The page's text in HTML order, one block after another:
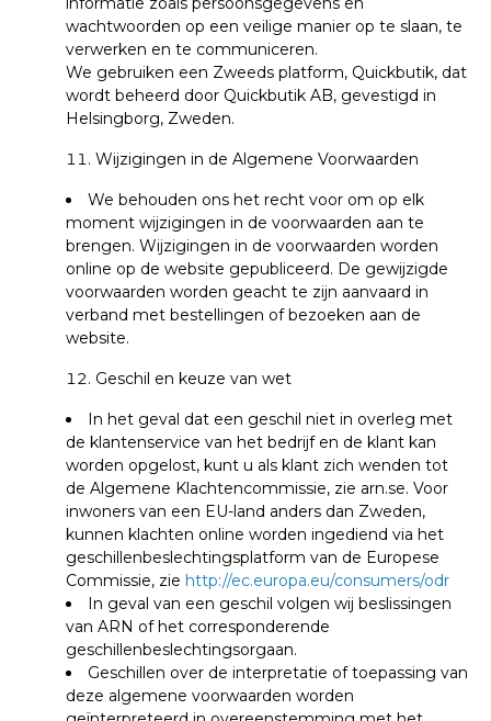
wachtwoorden op een veilige manier op te slaan, te
verwerken en te communiceren.
We gebruiken een Zweeds platform, Quickbutik, dat
wordt beheerd door Quickbutik AB, gevestigd in
Helsingborg, Zweden.
Wijzigingen in de Algemene Voorwaarden
We behouden ons het recht voor om op elk
moment wijzigingen in de voorwaarden aan te
brengen. Wijzigingen in de voorwaarden worden
online op de website gepubliceerd. De gewijzigde
voorwaarden worden geacht te zijn aanvaard in
verband met bestellingen of bezoeken aan de
website.
Geschil en keuze van wet
In het geval dat een geschil niet in overleg met
de klantenservice van het bedrijf en de klant kan
worden opgelost, kunt u als klant zich wenden tot
de Algemene Klachtencommissie, zie arn.se. Voor
inwoners van een EU-land anders dan Zweden,
kunnen klachten online worden ingediend via het
geschillenbeslechtingsplatform van de Europese
Commissie, zie http://ec.europa.eu/consumers/odr
In geval van een geschil volgen wij beslissingen
van ARN of het corresponderende
geschillenbeslechtingsorgaan.
Geschillen over de interpretatie of toepassing van
deze algemene voorwaarden worden